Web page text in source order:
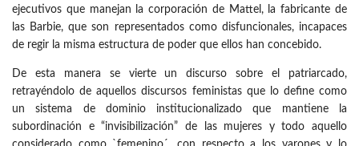
ejecutivos que manejan la corporación de Mattel, la fabricante de
las Barbie, que son representados como disfuncionales, incapaces
de regir la misma estructura de poder que ellos han concebido.
De esta manera se vierte un discurso sobre el patriarcado,
retrayéndolo de aquellos discursos feministas que lo define como
un sistema de dominio institucionalizado que mantiene la
subordinación e “invisibilización” de las mujeres y todo aquello